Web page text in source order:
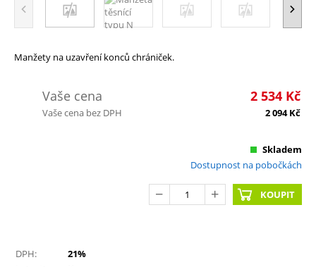
Manžety na uzavření konců chrániček.
Vaše cena 2 534 Kč
Vaše cena bez DPH 2 094Kč
Skladem
Dostupnost na pobočkách
KOUPIT
DPH:
21%